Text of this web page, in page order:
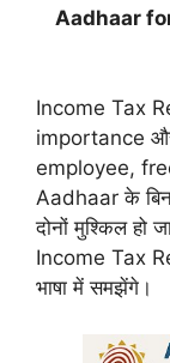
Aadhaar
Income Tax
importance
employee,
Aadhaar के
दोनों मुश्किल
Income Tax
भाषा में समझेंगे।